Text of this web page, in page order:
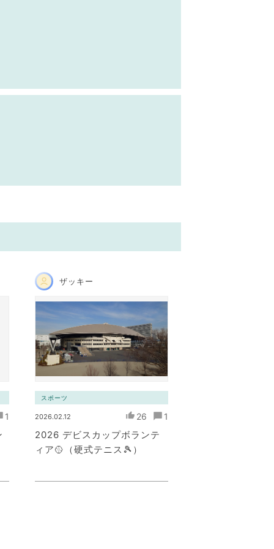
1
ザッキー
スポーツ
2026.02.12 26 1
2026 デビスカップボランテ
ィア🥎（硬式テニス🎾）